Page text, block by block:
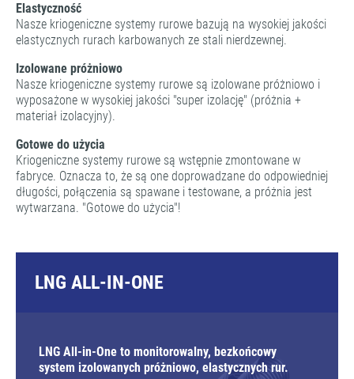
Elastyczność
Nasze kriogeniczne systemy rurowe bazują na wysokiej jakości
elastycznych rurach karbowanych ze stali nierdzewnej.
Izolowane próżniowo
Nasze kriogeniczne systemy rurowe są izolowane próżniowo i
wyposażone w wysokiej jakości "super izolację" (próżnia +
materiał izolacyjny).
Gotowe do użycia
Kriogeniczne systemy rurowe są wstępnie zmontowane w
fabryce. Oznacza to, że są one doprowadzane do odpowiedniej
długości, połączenia są spawane i testowane, a próżnia jest
wytwarzana. "Gotowe do użycia"!
LNG ALL-IN-ONE
LNG All-in-One to monitorowalny, bezkońcowy
system izolowanych próżniowo, elastycznych rur.